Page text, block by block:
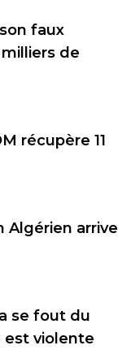
faux
de
récupère 11
Algérien arrive
se fout du
est violente